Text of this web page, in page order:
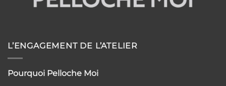
L’ENGAGEMENT DE L’ATELIER
Pourquoi Pelloche Moi